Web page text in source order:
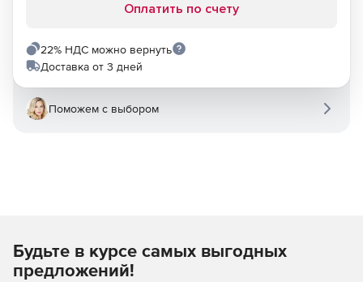
Оплатить по счету
22% НДС можно вернуть
Доставка от 3 дней
Поможем с выбором
Будьте в курсе самых выгодных
предложений!